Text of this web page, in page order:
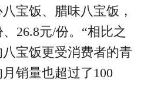
宝饭、腊味八宝饭，
26.8元/份。“相比之
宝饭更受消费者的青
销量也超过了100